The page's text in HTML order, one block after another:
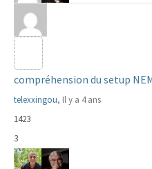
compréhension du setup
telexxingou, Il y a 4 ans
1423
3